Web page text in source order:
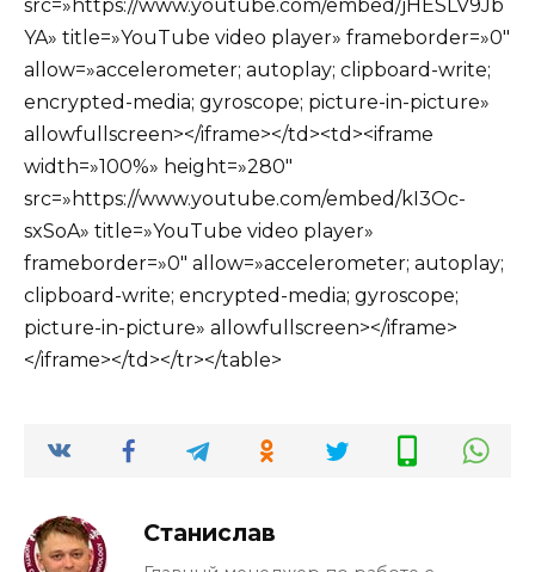
src=»https://www.youtube.com/embed/jHESLV9Jb
YA» title=»YouTube video player» frameborder=»0″
allow=»accelerometer; autoplay; clipboard-write;
encrypted-media; gyroscope; picture-in-picture»
allowfullscreen></iframe></td><td><iframe
width=»100%» height=»280″
src=»https://www.youtube.com/embed/kI3Oc-
sxSoA» title=»YouTube video player»
frameborder=»0″ allow=»accelerometer; autoplay;
clipboard-write; encrypted-media; gyroscope;
picture-in-picture» allowfullscreen></iframe>
</iframe></td></tr></table>
Станислав